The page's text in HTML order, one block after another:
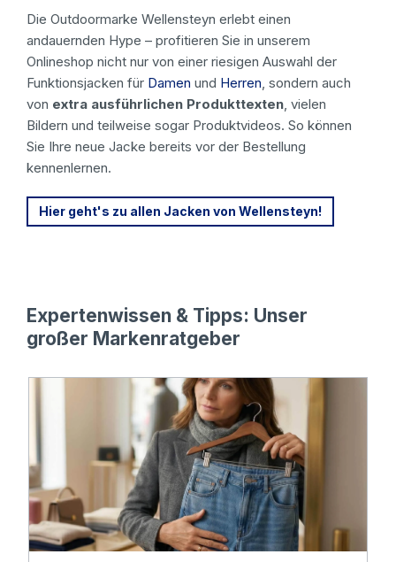
Die Outdoormarke Wellensteyn erlebt einen
andauernden Hype – profitieren Sie in unserem
Onlineshop nicht nur von einer riesigen Auswahl der
Funktionsjacken für Damen und Herren , sondern auch
von extra ausführlichen Produkttexten vielen
Bildern und teilweise sogar Produktvideos. So können
Sie Ihre neue Jacke bereits vor der Bestellung
kennenlernen.
Hier geht's zu allen Jacken von Wellensteyn!
Expertenwissen & Tipps: Unser
großer Markenratgeber